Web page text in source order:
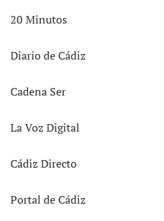
20 Minutos
Diario de Cádiz
Cadena Ser
La Voz Digital
Cádiz Directo
Portal de Cádiz